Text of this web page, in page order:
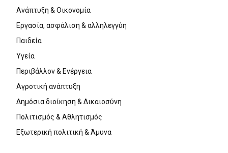
Ανάπτυξη & Οικονομία
Εργασία, ασφάλιση & αλληλεγγύη
Παιδεία
Υγεία
Περιβάλλον & Ενέργεια
Αγροτική ανάπτυξη
Δημόσια διοίκηση & Δικαιοσύνη
Πολιτισμός & Αθλητισμός
Εξωτερική πολιτική & Άμυνα